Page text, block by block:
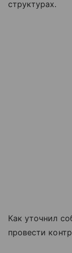
структурах.
Как уточнил
провести